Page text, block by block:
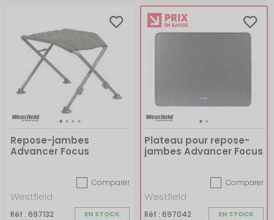
Repose-jambes
Advancer Focus
Comparer
Westfield
Réf : 697132 EN STOCK
Plateau pour repose-
jambes Advancer Focus
Comparer
Westfield
Réf : 697042 EN STOCK